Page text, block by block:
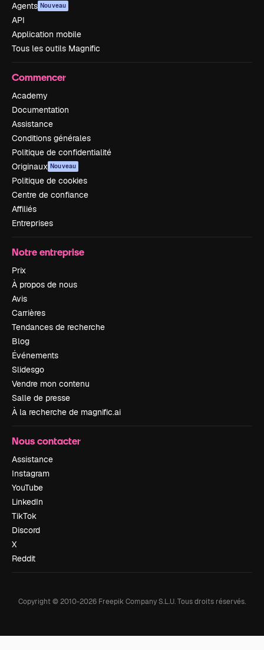
Agents Nouveau
API
Application mobile
Tous les outils Magnific
Commencer
Academy
Documentation
Assistance
Conditions générales
Politique de confidentialité
Originaux Nouveau
Politique de cookies
Centre de confiance
Affiliés
Entreprises
Notre entreprise
Prix
À propos de nous
Avis
Carrières
Tendances de recherche
Blog
Événements
Slidesgo
Vendre mon contenu
Salle de presse
À la recherche de magnific.ai
Nous contacter
Assistance
Instagram
YouTube
LinkedIn
TikTok
Discord
X
Reddit
Copyright © 2010-2026 Freepik Company S.L.U.Tous droits réservés.